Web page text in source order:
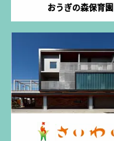
おうぎの森保育園